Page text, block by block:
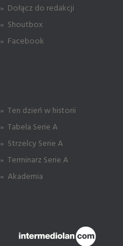
» Dołącz do redakcji
» Shoutbox
» Facebook
» Ten dzień w historii
» Tabela Serie A
» Strzelcy Serie A
» Terminarz Serie A
» Akademia